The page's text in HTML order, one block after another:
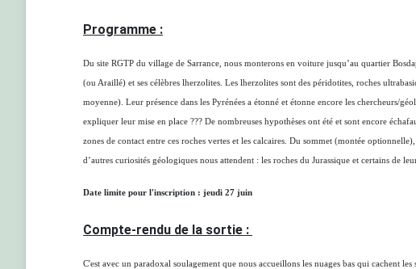
Programme :
Du site RGTP du village de Sarrance, nous monterons en voiture jusqu’au quartier
(ou Araillé) et ses célèbres lherzolites. Les lherzolites sont des péridotites, roches
moyenne). Leur présence dans les Pyrénées a étonné et étonne encore les chercheurs/
expliquer leur mise en place ??? De nombreuses hypothèses ont été et sont encore
zones de contact entre ces roches vertes et les calcaires. Du sommet (montée
d’autres curiosités géologiques nous attendent : les roches du Jurassique et certains de
Date limite pour l'inscription : jeudi 27 juin
Compte-rendu de la sortie :
C'est avec un paradoxal soulagement que nous accueillons les nuages bas qui cachent